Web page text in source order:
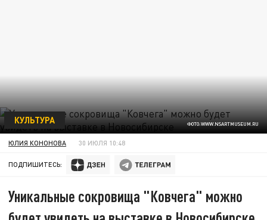
ФОТО:WWW.NSARTMUSEUM.RU
КУЛЬТУРА
ЮЛИЯ КОНОНОВА 30 ИЮЛЯ 10:48
ПОДПИШИТЕСЬ:
Уникальные сокровища "Ковчега" можно